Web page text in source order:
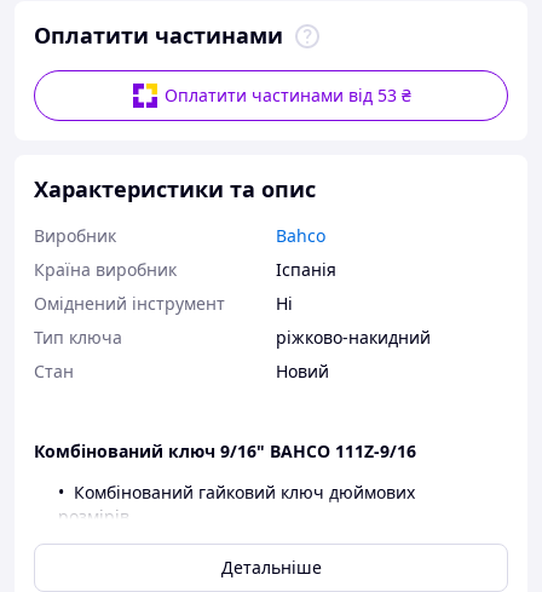
Оплатити частинами
Оплатити частинами від 53 ₴
Характеристики та опис
Виробник
Bahco
Країна виробник
Іспанія
Оміднений інструмент
Ні
Тип ключа
ріжково-накидний
Стан
Новий
Комбінований ключ 9/16" BAHCO 111Z-9/16
Комбінований гайковий ключ дюймових
розмірів,
12-гранний робочий профільDynamic-
мінімізує можливість
Детальніше